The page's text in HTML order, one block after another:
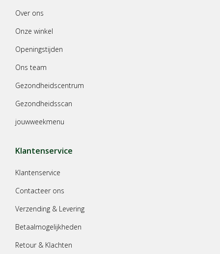
Dit product is niet bedoeld voor gebruik op personen onder de
Over ons
Onze winkel
Openingstijden
Ons team
Gezondheidscentrum
Gezondheidsscan
jouwweekmenu
Klantenservice
Klantenservice
Contacteer ons
Verzending & Levering
Betaalmogelijkheden
Retour & Klachten